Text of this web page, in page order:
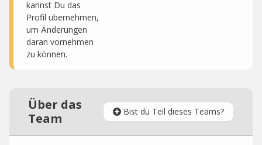
kannst Du das
Profil übernehmen,
um Änderungen
daran vornehmen
zu können.
Über das
Team
Bist du Teil dieses Teams?